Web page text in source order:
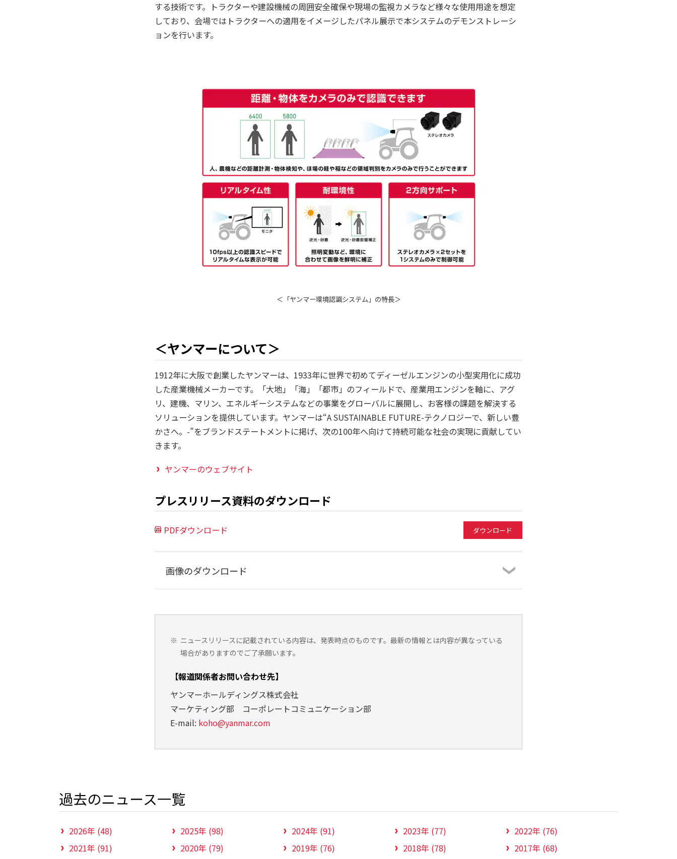
する技術です。トラクターや建設機械の周囲安全確保や現場の監視カメラなど様々な使用用途を想定
しており、会場ではトラクターへの適用をイメージしたパネル展示で本システムのデモンストレーシ
ョンを行います。
＜「ヤンマー環境認識システム」の特長＞
＜ヤンマーについて＞
1912年に大阪で創業したヤンマーは、1933年に世界で初めてディーゼルエンジンの小型実用化に成功
した産業機械メーカーです。「大地」「海」「都市」のフィールドで、産業用エンジンを軸に、アグ
リ、建機、マリン、エネルギーシステムなどの事業をグローバルに展開し、お客様の課題を解決する
ソリューションを提供しています。ヤンマーは“A SUSTAINABLE FUTURE-テクノロジーで、新しい豊
かさへ。-”をブランドステートメントに掲げ、次の100年へ向けて持続可能な社会の実現に貢献してい
きます。
ヤンマーのウェブサイト
プレスリリース資料のダウンロード
PDFダウンロード ダウンロード
画像のダウンロード
※ ニュースリリースに記載されている内容は、発表時点のものです。最新の情報とは内容が異なっている
場合がありますのでご了承願います。
【報道関係者お問い合わせ先】
ヤンマーホールディングス株式会社
マーケティング部 コーポレートコミュニケーション部
E-mail: koho@yanmar.com
過去のニュース一覧
2026年 (48) 2025年 (98) 2024年 (91) 2023年 (77)
2022年 (76)
2021年 (91)
2020年 (79) 2019年 (76) 2018年 (78)
2017年 (68)